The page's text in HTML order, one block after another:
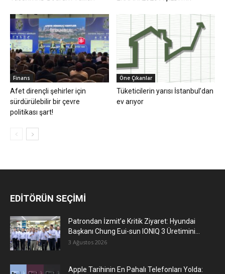
Finans
Afet dirençli şehirler için
sürdürülebilir bir çevre
politikası şart!
Öne Çıkanlar
Tüketicilerin yarısı İstanbul’dan
ev arıyor
EDİTÖRÜN SEÇİMİ
Patrondan İzmit’e Kritik Ziyaret: Hyundai
Başkanı Chung Eui-sun IONIQ 3 Üretimini...
3 Ağustos 2026
Apple Tarihinin En Pahalı Telefonları Yolda: